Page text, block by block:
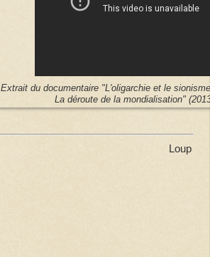
Extrait du documentaire "L'oligarchie et le
La déroute de la mondialisation"
Loup